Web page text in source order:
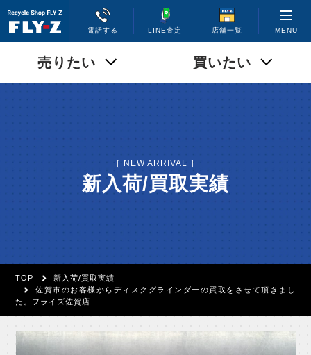
電話する LINE査定 店舗一覧 MENU
売りたい 買いたい
［ NEW ARRIVAL ］
新入荷/買取実績
TOP
新入荷/買取実績
佐賀市のお客様からディスクグラインダーの買取をさせて頂きまし
た。フライズ佐賀店